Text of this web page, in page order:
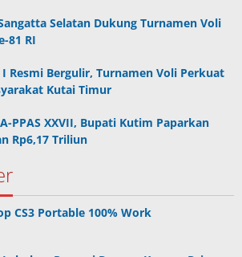
Selatan Dukung Turnamen Voli
81 RI
I Resmi Bergulir, Turnamen Voli Perkuat
Kutai Timur
PPAS XXVII, Bupati Kutim Paparkan
Rp6,17 Triliun
CS3 Portable 100% Work